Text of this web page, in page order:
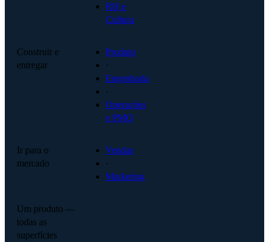
RH e
Cultura
Construir e
entregar
Produto
·
Engenharia
·
Operações
e PMO
Ir para o
mercado
Vendas
·
Marketing
Um produto —
todas as
superfícies